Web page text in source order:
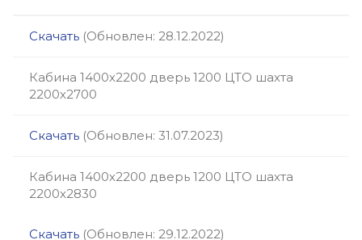
Скачать (Обновлен: 28.12.2022)
Кабина 1400х2200 дверь 1200 ЦТО шахта
2200х2700
Скачать (Обновлен: 31.07.2023)
Кабина 1400х2200 дверь 1200 ЦТО шахта
2200х2830
Скачать (Обновлен: 29.12.2022)